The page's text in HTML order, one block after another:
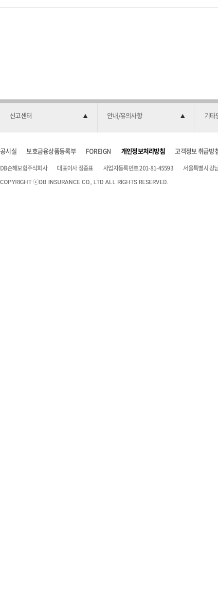
신고센터 안내/유의사항 기타
공시실 보호금융상품등록부 FOREIGN 개인정보처리방침 고객정보 취급방
DB손해보험주식회사 대표이사 정종표 사업자등록번호 201-81-45593 서울특별시 강
COPYRIGHT ⓒDB INSURANCE CO., LTD ALL RIGHTS RESERVED.